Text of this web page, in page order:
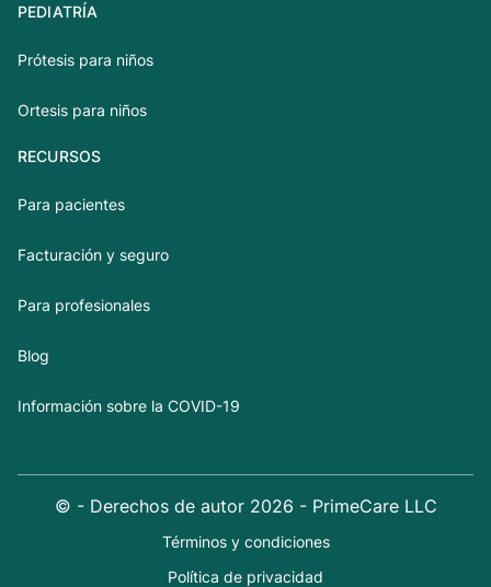
PEDIATRÍA
Prótesis para niños
Ortesis para niños
RECURSOS
Para pacientes
Facturación y seguro
Para profesionales
Blog
Información sobre la COVID-19
© - Derechos de autor 2026 - PrimeCare LLC
Términos y condiciones
Política de privacidad